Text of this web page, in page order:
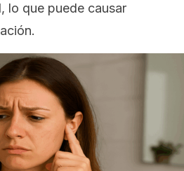
lo que puede causar